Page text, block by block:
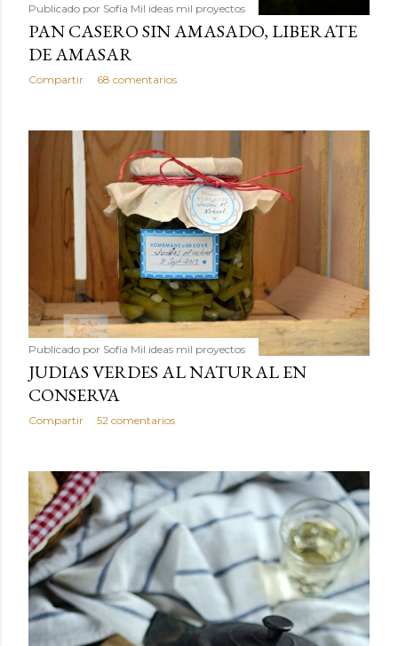
Publicado por Sofía Mil ideas mil proyectos
PAN CASERO SIN AMASADO, LIBERATE
DE AMASAR
Compartir 68 comentarios
Publicado por Sofía Mil ideas mil proyectos
JUDIAS VERDES AL NATURAL EN
CONSERVA
Compartir 52 comentarios